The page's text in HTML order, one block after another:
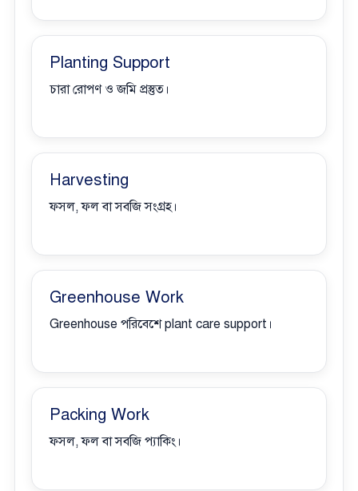
Planting Support
চারা রোপণ ও জমি প্রস্তুত।
Harvesting
ফসল, ফল বা সবজি সংগ্রহ।
Greenhouse Work
Greenhouse পরিবেশে plant care support।
Packing Work
ফসল, ফল বা সবজি প্যাকিং।